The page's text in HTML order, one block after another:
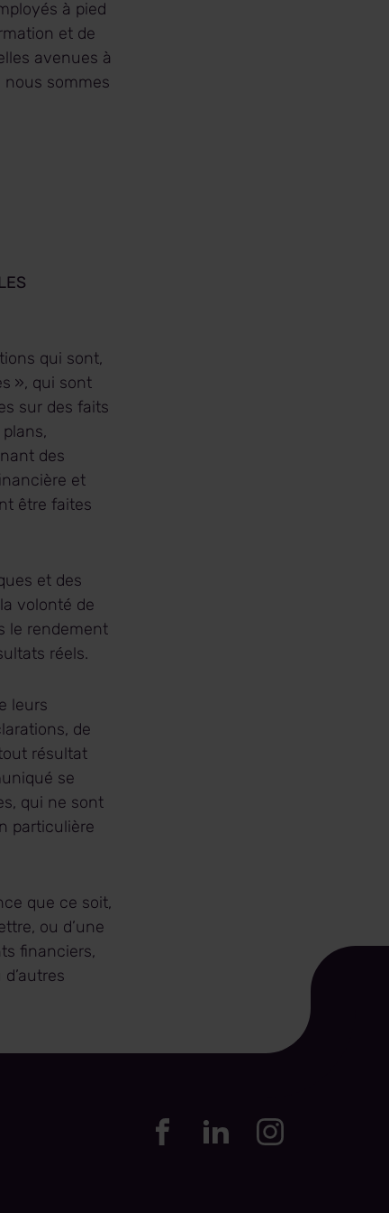
à pied
et de
avenues à
sommes
qui sont,
», qui sont
sur des faits
des
et
être faites
et des
volonté de
le rendement
réels.
leurs
de
résultat
se
qui ne sont
particulière
que ce soit,
ou d’une
financiers,